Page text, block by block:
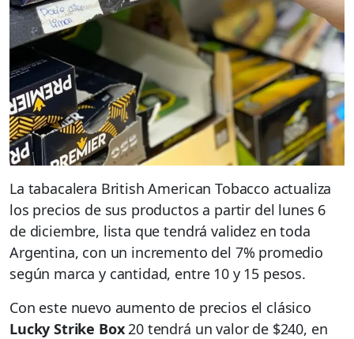
La tabacalera British American Tobacco actualiza
los precios de sus productos a partir del lunes 6
de diciembre, lista que tendrá validez en toda
Argentina, con un incremento del 7% promedio
según marca y cantidad, entre 10 y 15 pesos.
Con este nuevo aumento de precios el clásico
Lucky Strike Box 20 tendrá un valor de $240, en